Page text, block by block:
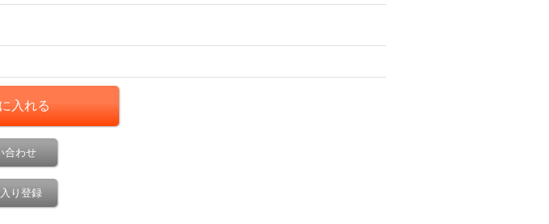
合わせ
り登録